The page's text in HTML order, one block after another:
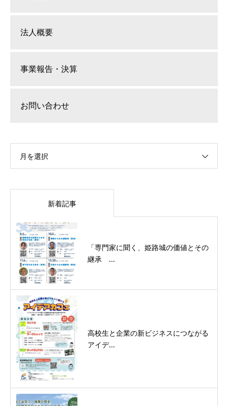
法人概要
事業報告・決算
お問い合わせ
月を選択
新着記事
「専門家に聞く、姫路城の価値とその
継承 ...
高校生と企業の新ビジネスにつながる
アイデ...